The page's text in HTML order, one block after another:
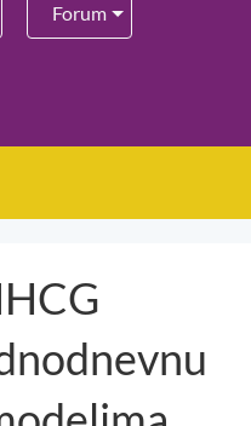
Forum